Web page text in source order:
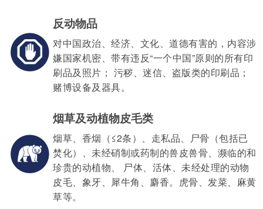
反动物品
对中国政治、经济、文化、道德有害的，内容涉
嫌国家机密、带有违反“一个中国”原则的所有印
刷品及照片； 污秽、迷信、盗版类的印刷品；
赌博设备及器具。
烟草及动植物皮毛类
烟草、香烟（≤2条）、走私品、尸骨（包括已
焚化）、未经硝制或药制的兽皮兽骨、濒临的和
珍贵的动植物、 尸体、活体、未经处理的动物
皮毛、象牙、犀牛角、麝香。虎骨、发菜、麻黄
草等。